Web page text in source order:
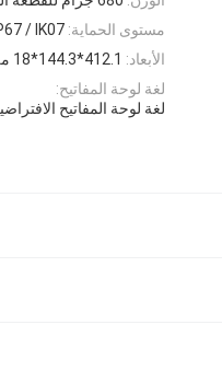
مستوى الحماية: / IK07
الأبعاد: 412.1*144.3*18 مللي متر
لغة لوحة المفاتيح:
لغة لوحة المفاتيح